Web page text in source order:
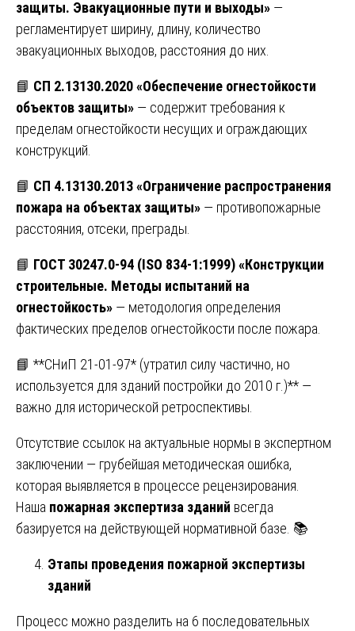
защиты. Эвакуационные пути и выходы» —
регламентирует ширину, длину, количество
эвакуационных выходов, расстояния до них.
📘 СП 2.13130.2020 «Обеспечение огнестойкости
объектов защиты» — содержит требования к
пределам огнестойкости несущих и ограждающих
конструкций.
📘 СП 4.13130.2013 «Ограничение распространения
пожара на объектах защиты» — противопожарные
расстояния, отсеки, преграды.
📘 ГОСТ 30247.0-94 (ISO 834-1:1999) «Конструкции
строительные. Методы испытаний на
огнестойкость» — методология определения
фактических пределов огнестойкости после пожара.
📘 **СНиП 21-01-97* (утратил силу частично, но
используется для зданий постройки до 2010 г.)** —
важно для исторической ретроспективы.
Отсутствие ссылок на актуальные нормы в экспертном
заключении — грубейшая методическая ошибка,
которая выявляется в процессе рецензирования.
Наша пожарная экспертиза зданий всегда
базируется на действующей нормативной базе. 📚
Этапы проведения пожарной экспертизы
зданий
Процесс можно разделить на 6 последовательных